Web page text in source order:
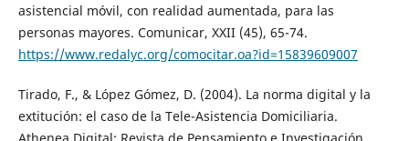
asistencial móvil, con realidad aumentada, para las
personas mayores. Comunicar, XXII (45), 65-74.
https://www.redalyc.org/comocitar.oa?id=15839609007
Tirado, F., & López Gómez, D. (2004). La norma digital y la
extitución: el caso de la Tele-Asistencia Domiciliaria.
Athenea Digital: Revista de Pensamiento e Investigación